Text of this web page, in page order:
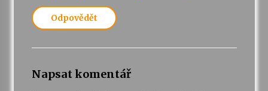
Odpovědět
Napsat komentář